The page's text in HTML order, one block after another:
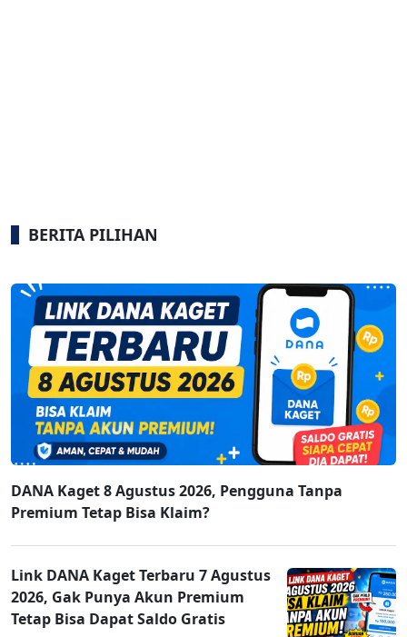
BERITA PILIHAN
DANA Kaget 8 Agustus 2026, Pengguna Tanpa
Premium Tetap Bisa Klaim?
Link DANA Kaget Terbaru 7 Agustus
2026, Gak Punya Akun Premium
Tetap Bisa Dapat Saldo Gratis